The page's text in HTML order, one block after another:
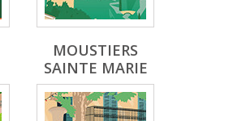
MOUSTIERS
SAINTE MARIE